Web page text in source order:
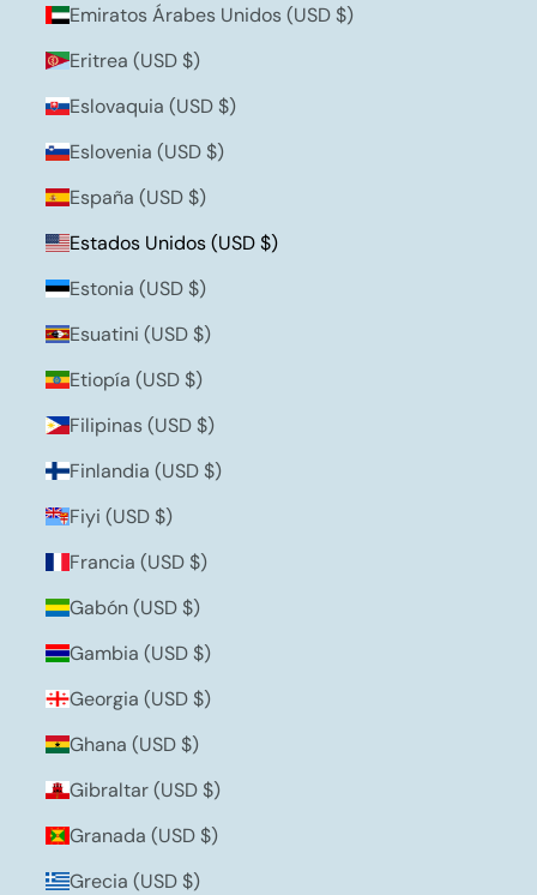
Emiratos Árabes Unidos (USD $)
Eritrea (USD $)
Eslovaquia (USD $)
Eslovenia (USD $)
España (USD $)
Estados Unidos (USD $)
Estonia (USD $)
Esuatini (USD $)
Etiopía (USD $)
Filipinas (USD $)
Finlandia (USD $)
Fiyi (USD $)
Francia (USD $)
Gabón (USD $)
Gambia (USD $)
Georgia (USD $)
Ghana (USD $)
Gibraltar (USD $)
Granada (USD $)
Grecia (USD $)